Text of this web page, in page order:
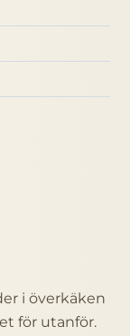
i överkäken
för utanför.